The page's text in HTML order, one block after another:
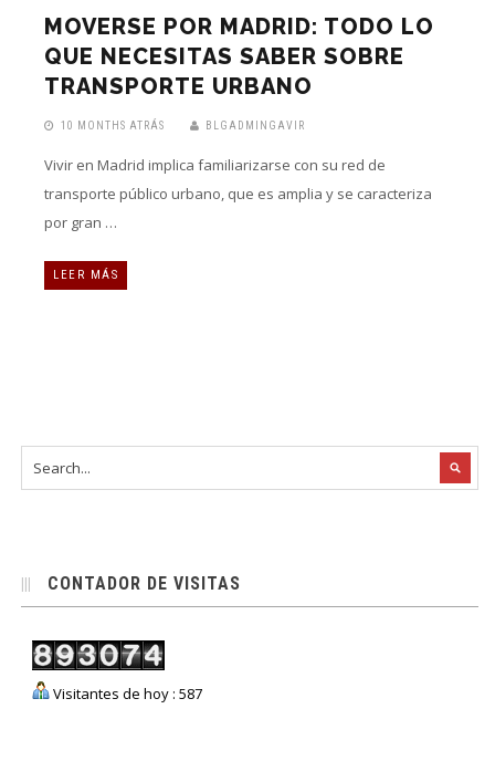
MOVERSE POR MADRID: TODO LO
QUE NECESITAS SABER SOBRE
TRANSPORTE URBANO
10 MONTHS ATRÁS BLGADMINGAVIR
Vivir en Madrid implica familiarizarse con su red de
transporte público urbano, que es amplia y se caracteriza
por gran …
LEER MÁS
CONTADOR DE VISITAS
Visitantes de hoy : 587